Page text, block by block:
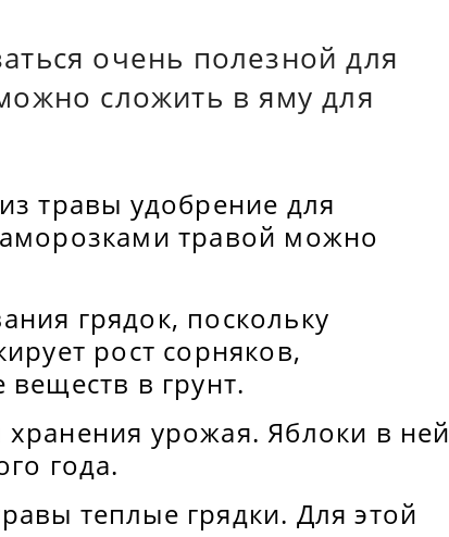
очень полезной для
сложить в яму для
травы удобрение для
травой можно
грядок, поскольку
рост сорняков,
в грунт.
урожая. Яблоки в ней
года.
теплые грядки. Для этой